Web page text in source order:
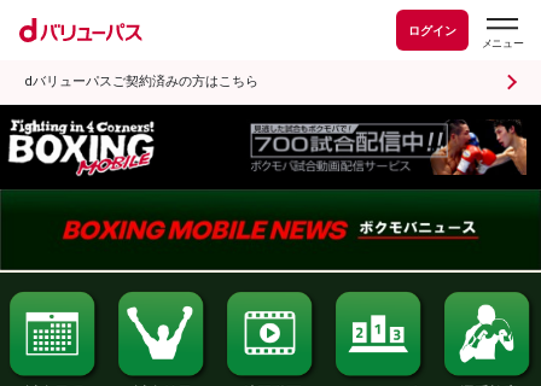
ログイン
dバリューパスご契約済みの方はこちら